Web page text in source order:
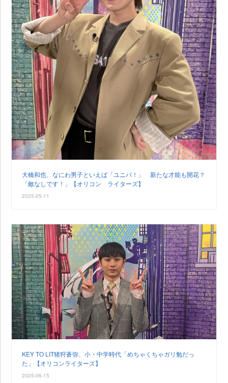
大橋和也、なにわ男子といえば「ユニバ！」 新たな才能も開花？
「敵なしです！」【オリコン ライターズ】
2025-05-11
KEY TO LIT猪狩蒼弥、小・中学時代「めちゃくちゃガリ勉だっ
た」【オリコンライターズ】
2025-06-15